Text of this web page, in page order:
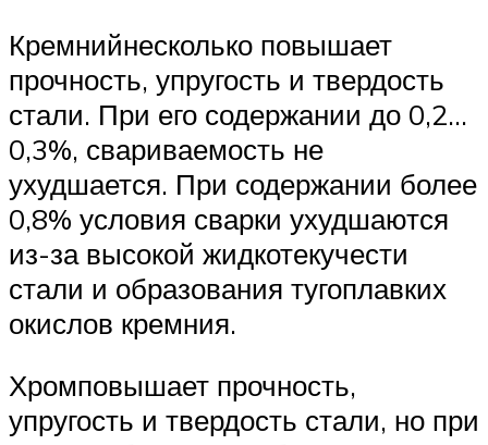
Кремнийнесколько повышает
прочность, упругость и твердость
стали. При его содержании до 0,2…
0,3%, свариваемость не
ухудшается. При содержании более
0,8% условия сварки ухудшаются
из-за высокой жидкотекучести
стали и образования тугоплавких
окислов кремния.
Хромповышает прочность,
упругость и твердость стали, но при